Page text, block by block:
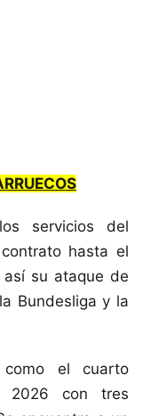
servicios del
hasta el
su ataque de
Bundesliga y la
como el cuarto
2026 con tres